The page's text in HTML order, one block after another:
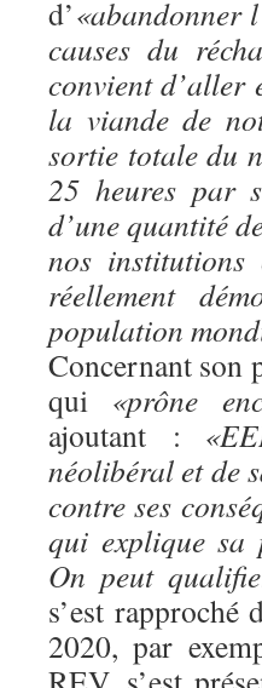
d’«abandonner
causes du
convient d’aller
la viande de
sortie totale du
25 heures par
d’une quantité
nos
réellement
population
Concernant son
qui «prône
ajoutant :
néolibéral et de
contre ses
qui explique sa
On peut
s’est
2020, par